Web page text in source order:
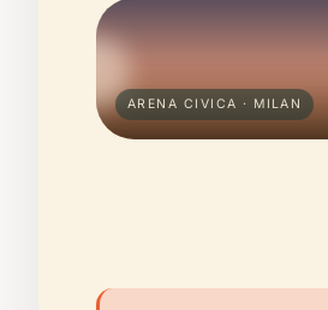
ARENA CIVICA · MILAN